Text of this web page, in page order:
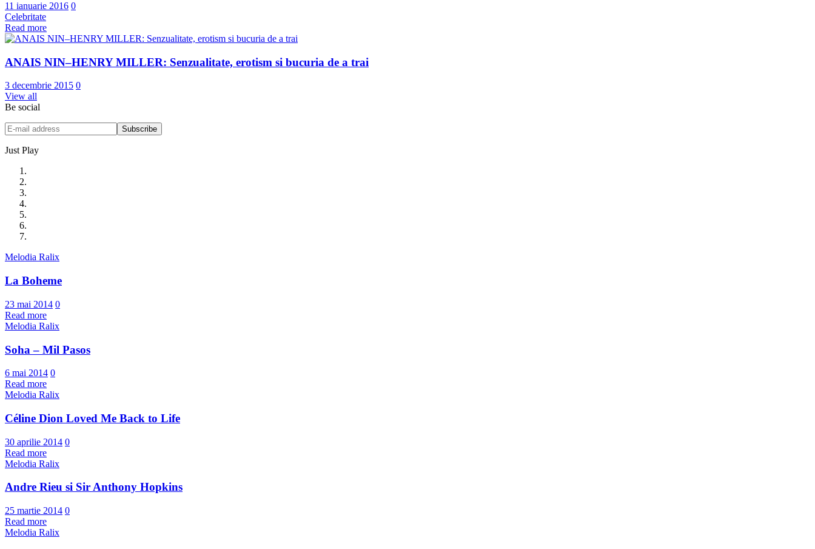
11 ianuarie 2016 0
Celebritate
Read more
ANAIS NIN–HENRY MILLER: Senzualitate, erotism si bucuria de a trai
3 decembrie 2015 0
View all
Be social
Just Play
Melodia Ralix
La Boheme
23 mai 2014 0
Read more
Melodia Ralix
Soha – Mil Pasos
6 mai 2014 0
Read more
Melodia Ralix
Céline Dion Loved Me Back to Life
30 aprilie 2014 0
Read more
Melodia Ralix
Andre Rieu si Sir Anthony Hopkins
25 martie 2014 0
Read more
Melodia Ralix